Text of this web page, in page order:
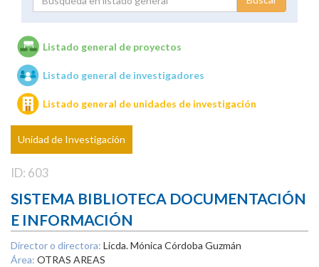
Unidades de investigación
Listado general de proyectos
Listado general de investigadores
Listado general de unidades de investigación
Unidad de Investigación
ID: 603
SISTEMA BIBLIOTECA DOCUMENTACIÓN
E INFORMACIÓN
Director o directora: Licda. Mónica Córdoba Guzmán
Área: OTRAS AREAS